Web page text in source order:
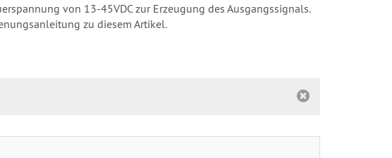
von 13-45VDC zur Erzeugung des Ausgangssignals.
zu diesem Artikel.